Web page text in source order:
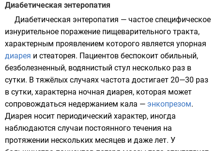
Диабетическая энтеропатия
Диабетическая энтеропатия — частое специфическое
изнурительное поражение пищеварительного тракта,
характерным проявлением которого является упорная
диарея и стеаторея. Пациентов беспокоит обильный,
безболезненный, водянистый стул несколько раз в
сутки. В тяжёлых случаях частота достигает 20—30 раз
в сутки, характерна ночная диарея, которая может
сопровождаться недержанием кала — энкопрезом.
Диарея носит периодический характер, иногда
наблюдаются случаи постоянного течения на
протяжении нескольких месяцев и даже лет. У